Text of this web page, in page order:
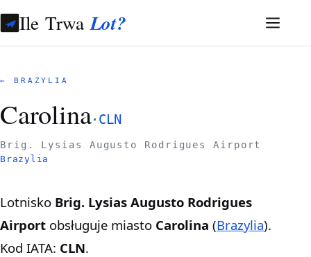
Ile TrwaLot?
← BRAZYLIA
Carolina· CLN
Brig. Lysias Augusto Rodrigues Airport
Brazylia
Lotnisko Brig. Lysias Augusto Rodrigues
Airport obsługuje miasto Carolina (Brazylia).
Kod IATA: CLN.